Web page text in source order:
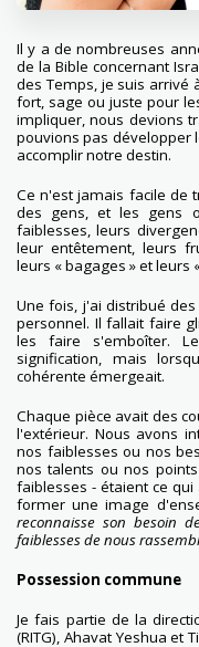
Il y a de nombreuses
de la Bible concernant
des Temps, je suis arrivé
fort, sage ou juste pour
impliquer, nous devions
pouvions pas développer
accomplir notre destin.
Ce n'est jamais facile de
des gens, et les gens
faiblesses, leurs
leur entêtement, leurs
leurs « bagages » et leurs
Une fois, j'ai distribué
personnel. Il fallait faire
les faire s'emboîter.
signification, mais
cohérente émergeait.
Chaque pièce avait des
l'extérieur. Nous avons
nos faiblesses ou nos
nos talents ou nos
faiblesses - étaient ce
former une image
reconnaisse son besoin
faiblesses de nous
Possession commune
Je fais partie de la
(RITG), Ahavat Yeshua et